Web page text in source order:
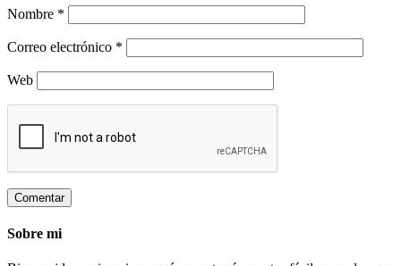
Nombre *
Correo electrónico *
Web
Sobre mi